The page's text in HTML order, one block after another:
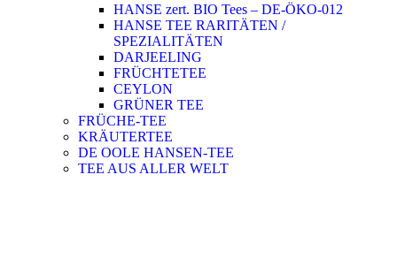
HANSE zert. BIO Tees – DE-ÖKO-012
HANSE TEE RARITÄTEN /
SPEZIALITÄTEN
DARJEELING
FRÜCHTETEE
CEYLON
GRÜNER TEE
FRÜCHE-TEE
KRÄUTERTEE
DE OOLE HANSEN-TEE
TEE AUS ALLER WELT